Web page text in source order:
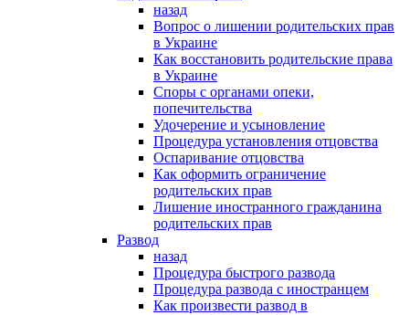
назад
Вопрос о лишении родительских прав
в Украине
Как восстановить родительские права
в Украине
Споры с органами опеки,
попечительства
Удочерение и усыновление
Процедура установления отцовства
Оспаривание отцовства
Как оформить ограничение
родительских прав
Лишение иностранного гражданина
родительских прав
Развод
назад
Процедура быстрого развода
Процедура развода с иностранцем
Как произвести развод в